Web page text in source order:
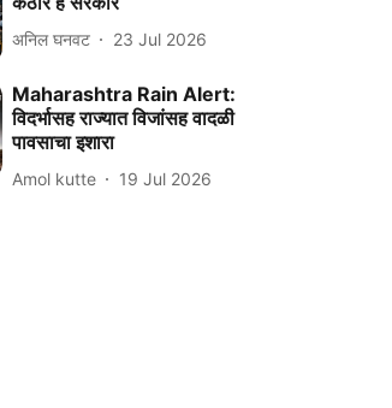
अनिल घनवट 23 Jul 2026
Maharashtra Rain Alert:
विदर्भासह राज्यात विजांसह वादळी
पावसाचा इशारा
Amol kutte 19 Jul 2026